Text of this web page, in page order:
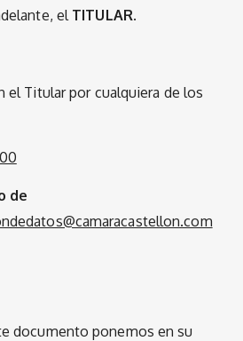
el TITULAR.
el Titular por cualquiera de los
de
documento ponemos en su